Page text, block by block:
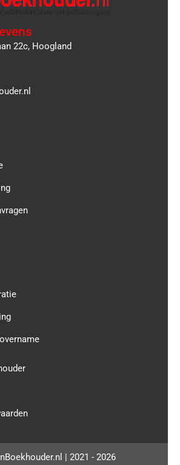
22c, Hoogland
| 2021 - 2026